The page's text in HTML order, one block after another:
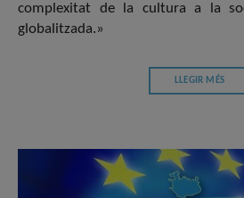
complexitat de la cultura a la
globalitzada.»
LLEGIR MÉS